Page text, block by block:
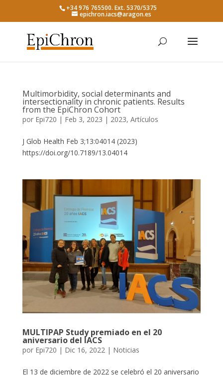
+34 976 765500. Ext. 5370/5375
epichron.iacs@aragon.es
Multimorbidity, social determinants and
intersectionality in chronic patients. Results
from the EpiChron Cohort
por Epi720 | Feb 3, 2023 | 2023, Artículos
J Glob Health Feb 3;13:04014 (2023)
https://doi.org/10.7189/13.04014
MULTIPAP Study premiado en el 20
aniversario del IACS
por Epi720 | Dic 16, 2022 | Noticias
El 13 de diciembre de 2022 se celebró el 20 aniversario